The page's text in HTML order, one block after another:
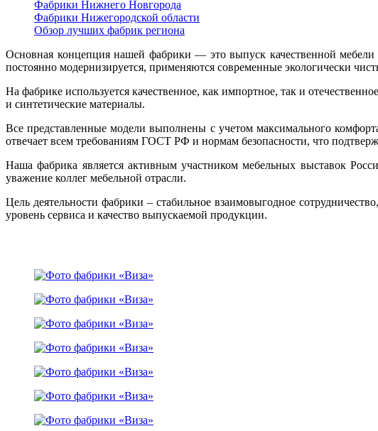
Фабрики Нижнего Новгорода
Фабрики Нижегородской области
Обзор лучших фабрик региона
Основная концепция нашей фабрики — это выпуск качественной
постоянно модернизируется, применяются современные экологически
На фабрике используется качественное, как импортное, так и
и синтетические материалы.
Все представленные модели выполнены с учетом максимального
отвечает всем требованиям ГОСТ РФ и нормам безопасности, что
Наша фабрика является активным участником мебельных выставок
уважение коллег мебельной отрасли.
Цель деятельности фабрики – стабильное взаимовыгодное
уровень сервиса и качество выпускаемой продукции.